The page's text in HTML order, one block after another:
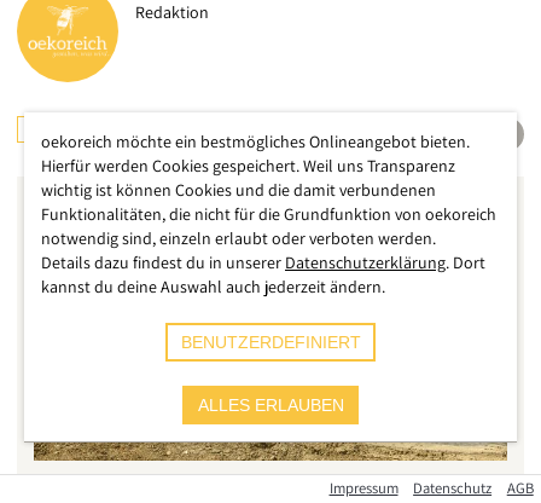
Redaktion
Impressum Datenschutz AGB
oekoreich möchte ein bestmögliches Onlineangebot bieten.
Hierfür werden Cookies gespeichert. Weil uns Transparenz
wichtig ist können Cookies und die damit verbundenen
Funktionalitäten, die nicht für die Grundfunktion von oekoreich
notwendig sind, einzeln erlaubt oder verboten werden.
Details dazu findest du in unserer Datenschutzerklärung. Dort
kannst du deine Auswahl auch jederzeit ändern.
BENUTZERDEFINIERT
ALLES ERLAUBEN